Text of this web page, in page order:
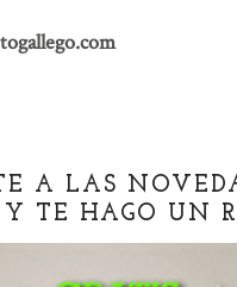
A LAS
Y TE HAGO UN